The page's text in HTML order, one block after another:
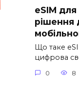
eSIM
рішення
Що таке
цифрова
0 8